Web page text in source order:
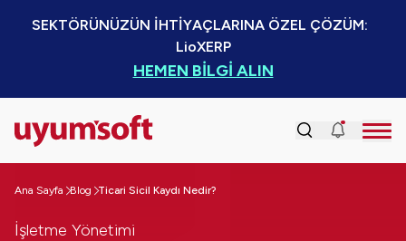
SEKTÖRÜNÜZÜN İHTİYAÇLARINA ÖZEL ÇÖZÜM:
LioXERP
HEMEN BİLGİ ALIN
Ana Sayfa Blog Ticari Sicil Kaydı Nedir?
İşletme Yönetimi